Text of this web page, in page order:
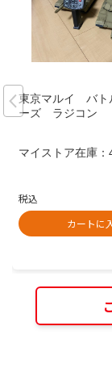
東京マルイ バト
ーズ ラジコン
マイストア在庫：
税込
カートに